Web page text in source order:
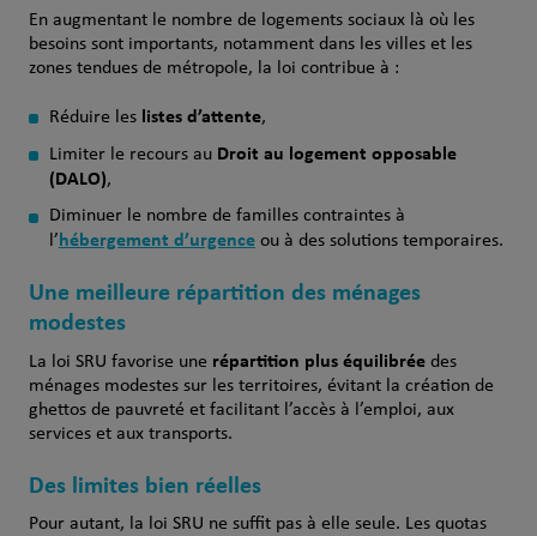
En augmentant le nombre de logements sociaux là où les
besoins sont importants, notamment dans les villes et les
zones tendues de métropole, la loi contribue à :
Réduire les listes d’attente,
Limiter le recours au Droit au logement opposable
(DALO),
Diminuer le nombre de familles contraintes à
l’hébergement d’urgenceou à des solutions temporaires.
Une meilleure répartition des ménages
modestes
La loi SRU favorise une répartition plus équilibréedes
ménages modestes sur les territoires, évitant la création de
ghettos de pauvreté et facilitant l’accès à l’emploi, aux
services et aux transports.
Des limites bien réelles
Pour autant, la loi SRU ne suffit pas à elle seule. Les quotas